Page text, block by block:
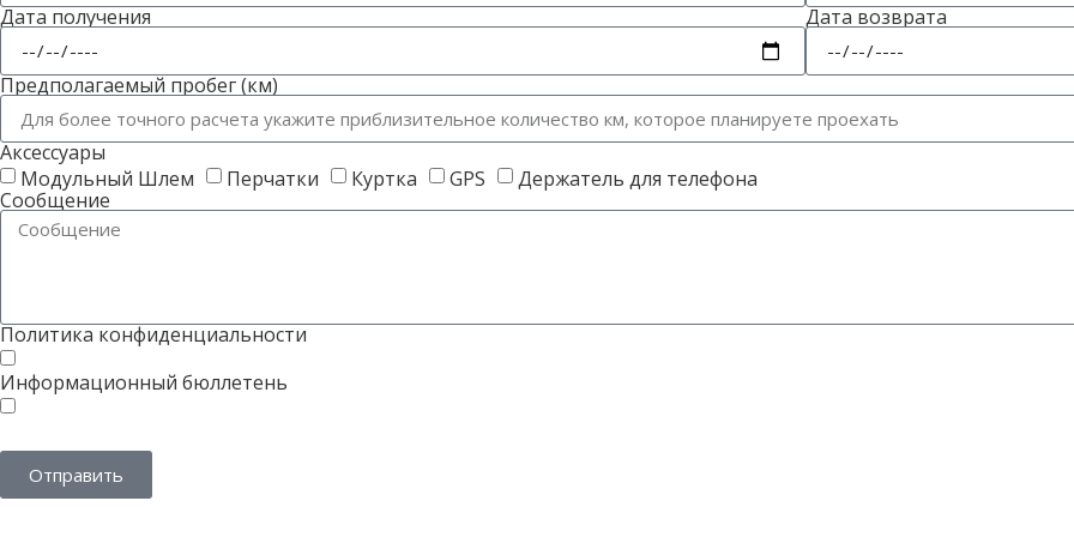
Дата получения Дата возврата
Предполагаемый пробег (км)
Аксессуары
Модульный Шлем
Перчатки Куртка GPS
Держатель для телефона
Сообщение
Политика конфиденциальности
Информационный бюллетень
Отправить